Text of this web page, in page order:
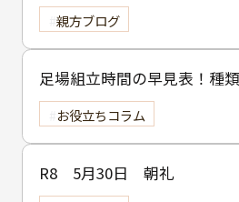
は下塗りです
親方ブログ
足場組立時間の早見表！種
で組立時間を解説
お役立ちコラム
R8 5月30日 朝礼